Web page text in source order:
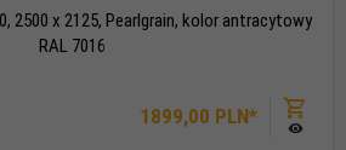
1899,00 PLN*
2500 x 2125, Pearlgrain, kolor antracytowy
RAL 7016